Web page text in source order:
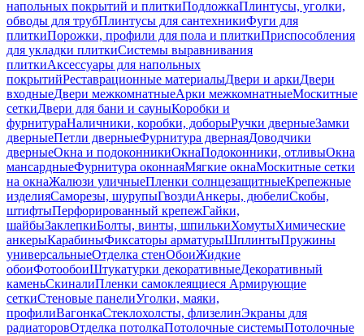
напольных покрытий и плиткиПодложкаПлинтусы, уголки,
обводы для трубПлинтусы для сантехникиФуги для
плиткиПорожки, профили для пола и плиткиПриспособления
для укладки плиткиСистемы выравнивания
плиткиАксессуары для напольных
покрытийРеставрационные материалыДвери и аркиДвери
входныеДвери межкомнатныеАрки межкомнатныеМоскитные
сеткиДвери для бани и сауныКоробки и
фурнитураНаличники, коробки, доборыРучки дверныеЗамки
дверныеПетли дверныеФурнитура двернаяДоводчики
дверныеОкна и подоконникиОкнаПодоконники, отливыОкна
мансардныеФурнитура оконнаяМягкие окнаМоскитные сетки
на окнаЖалюзи уличныеПленки солнцезащитныеКрепежные
изделияСаморезы, шурупыГвоздиАнкеры, дюбелиСкобы,
штифтыПерфорированный крепежГайки,
шайбыЗаклепкиБолты, винты, шпилькиХомутыХимические
анкерыКарабиныФиксаторы арматурыШплинтыПружины
универсальныеОтделка стенОбоиЖидкие
обоиФотообоиШтукатурки декоративныеДекоративный
каменьСкиналиПленки самоклеящиеся Армирующие
сеткиСтеновые панелиУголки, маяки,
профилиВагонкаСтеклохолсты, флизелинЭкраны для
радиаторовОтделка потолкаПотолочные системыПотолочные